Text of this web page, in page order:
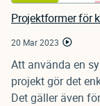
Projektformer för
20 Mar 2023
Att använda en
projekt gör det
Det gäller även